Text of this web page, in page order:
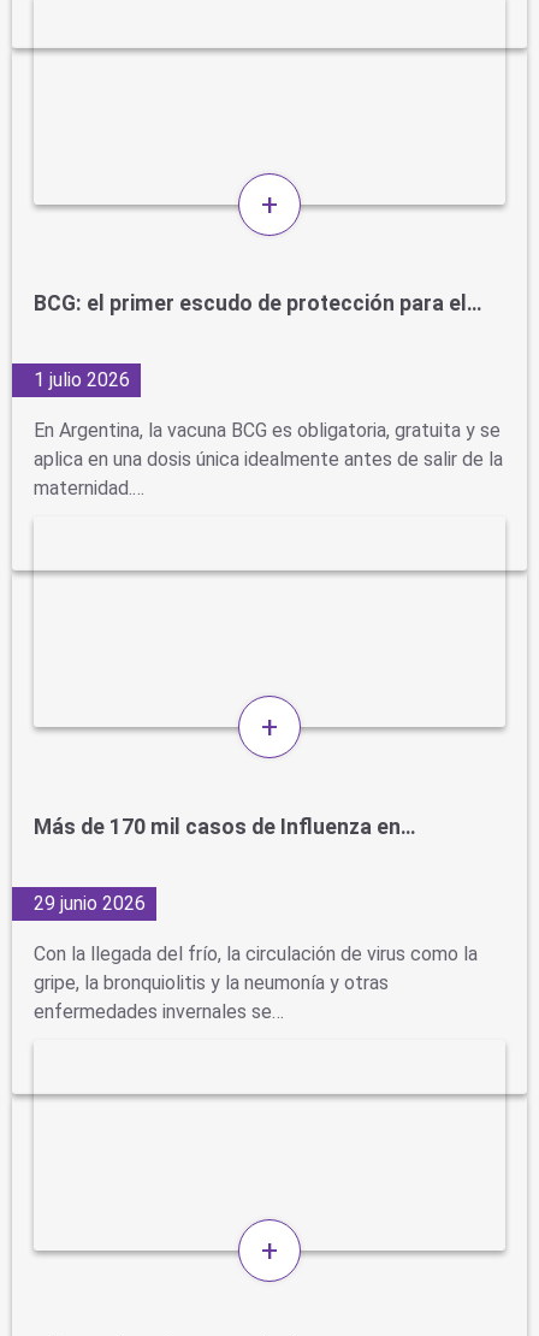
+
BCG: el primer escudo de protección para el…
1 julio 2026
En Argentina, la vacuna BCG es obligatoria, gratuita y se
aplica en una dosis única idealmente antes de salir de la
maternidad.…
+
Más de 170 mil casos de Influenza en…
29 junio 2026
Con la llegada del frío, la circulación de virus como la
gripe, la bronquiolitis y la neumonía y otras
enfermedades invernales se…
+